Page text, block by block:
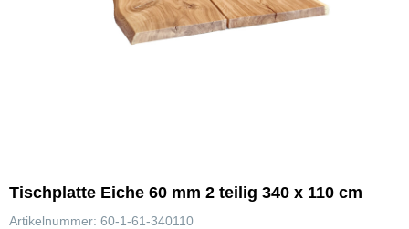
Tischplatte Eiche 60 mm 2 teilig 340 x 110 cm
Artikelnummer: 60-1-61-340110